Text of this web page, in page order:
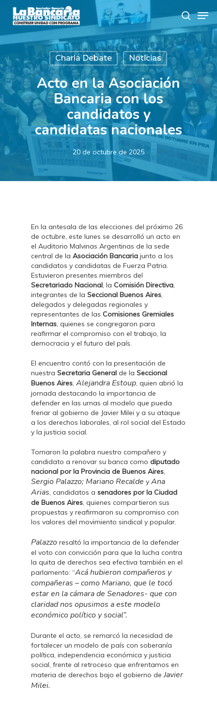
main
content
search
Charla Debate Noticias
Acto en la Asociación
Bancaria con los
candidatos y
candidatas nacionales
20 de octubre de 2025
En la antesala de las elecciones del próximo 26
de octubre, este lunes se desarrolló un acto en
el Auditorio Malvinas Argentinas de la sede
central de laAsociación Bancariajunto a los
candidatos y candidatas de Fuerza Patria.
Estuvieron presentes miembros del
Secretariado Nacional, laComisión Directiva,
integrantes de laSeccional Buenos Aires,
delegados y delegadas regionales y
representantes de lasComisiones Gremiales
Internas, quienes se congregaron para
reafirmar el compromiso con el trabajo, la
democracia y el futuro del país.
El encuentro contó con la presentación de
nuestraSecretaria General de laSeccional
Buenos Aires,Alejandra Estoup, quien abrió la
jornada destacando la importancia de
defender en las urnas al modelo que pueda
frenar al gobierno de Javier Milei y a su ataque
a los derechos laborales, al rol social del Estado
y la justicia social.
Tomaron la palabra nuestro compañero y
candidato a renovar su banca comodiputado
nacional por la Provincia de Buenos Aires,
Sergio Palazzo; Mariano Recalde yAna
Arias, candidatos asenadores por la Ciudad
de Buenos Aires, quienes compartieron sus
propuestas y reafirmaron su compromiso con
los valores del movimiento sindical y popular.
Palazzoresaltó la importancia de la defender
el voto con convicción para que la lucha contra
la quita de derechos sea efectiva también en el
parlamento: “Acá hubieron compañeros y
compañeras – como Mariano, que le tocó
estar en la cámara de Senadores- que con
claridad nos opusimos a este modelo
económico político y social”.
Durante el acto, se remarcó la necesidad de
fortalecer un modelo de país con soberanía
política, independencia económica y justicia
social, frente al retroceso que enfrentamos en
materia de derechos bajo el gobierno deJavier
Milei.